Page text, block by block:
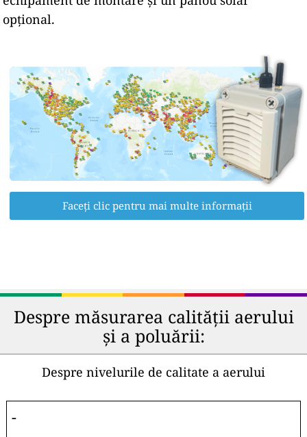
opțional.
Faceți clic pentru mai multe informații
Despre măsurarea calității aerului
și a poluării:
Despre nivelurile de calitate a aerului
-